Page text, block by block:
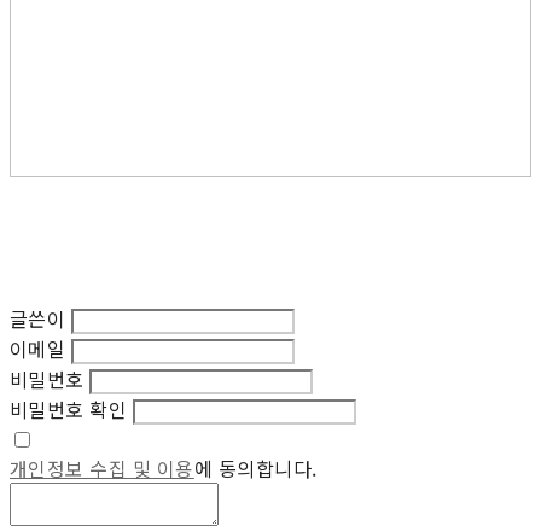
글쓴이
이메일
비밀번호
비밀번호 확인
개인정보 수집 및 이용에 동의합니다.